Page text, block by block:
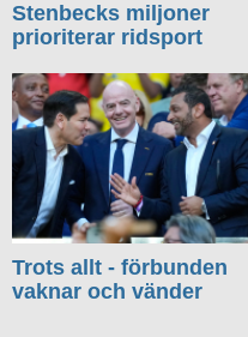
Stenbecks miljoner
prioriterar ridsport
Trots allt - förbunden
vaknar och vänder